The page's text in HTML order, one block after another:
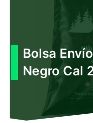
Bolsa
Negro Cal